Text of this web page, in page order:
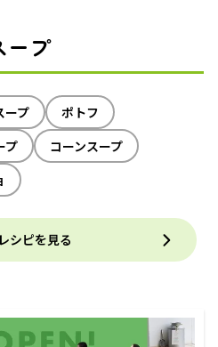
ープ
ープ
ポトフ
プ
コーンスープ
シピを見る